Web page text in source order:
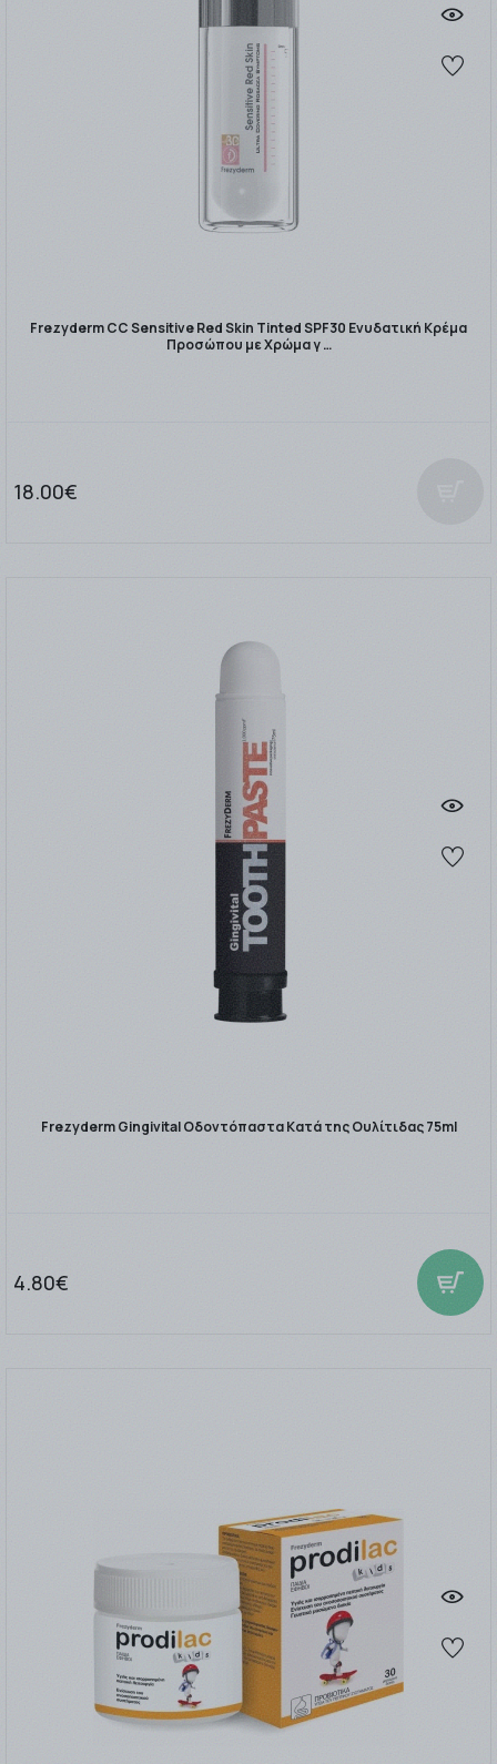
Frezyderm CC Sensitive Red Skin Tinted SPF30 Ενυδατική Κρέμα
Προσώπου με Χρώμα γ …
18.00€
Frezyderm Gingivital Οδοντόπαστα Κατά της Ουλίτιδας 75ml
4.80€